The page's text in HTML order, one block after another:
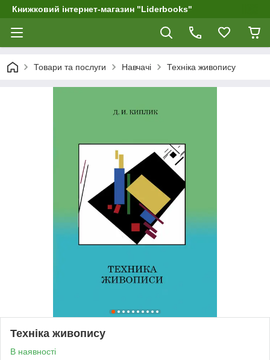
Книжковий інтернет-магазин "Liderbooks"
Товари та послуги Навчачі Техніка живопису
Техніка живопису
В наявності